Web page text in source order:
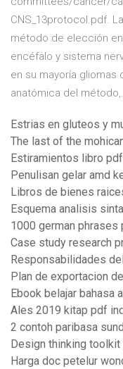
CNS_13protocol.pdf.
método de elección
encéfalo y sistema
en su mayoría gliomas
anatómica del método,.
Estrias en gluteos y
The last of the
Estiramientos libro
Penulisan gelar amd
Libros de bienes
Esquema analisis
1000 german phrases
Case study research
Responsabilidades
Plan de exportacion
Ebook belajar bahasa
Ales 2019 kitap pdf
2 contoh paribasa
Design thinking
Harga doc petelur